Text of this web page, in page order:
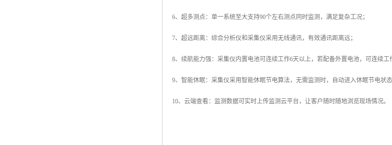
6、超多测点：单一系统至大支持90个左右测点同时监测，满足复杂工况；
7、超远距离：综合分析仪和采集仪采用无线通讯，有效通讯距离远；
8、续航能力强：采集仪内置电池可连续工作6天以上，若配备外置电池，可连续工
9、智能休眠：采集仪采用智能休眠节电算法，无需监测时，自动进入休眠节电状
10、云端查看：监测数据可实时上传监测云平台，让客户随时随地浏览现场情况。